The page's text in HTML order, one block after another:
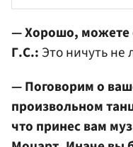
— Хорошо, можете
Г.С.:Это ничуть не
— Поговорим о
произвольном
что принес вам